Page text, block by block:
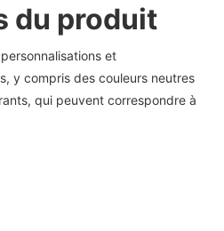
du produit
et
y compris des couleurs neutres
qui peuvent correspondre à